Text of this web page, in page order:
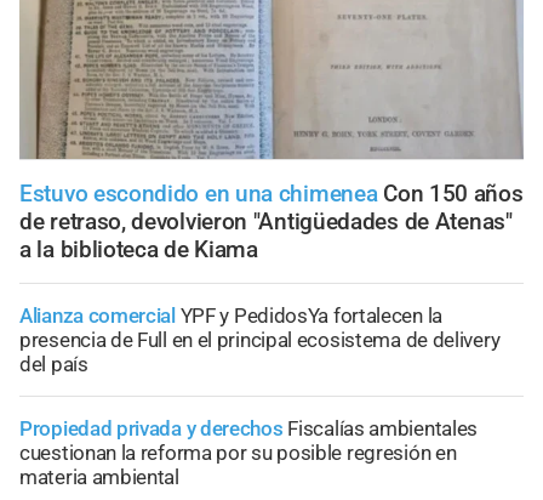
Estuvo escondido en una chimenea Con 150 años
de retraso, devolvieron "Antigüedades de Atenas"
a la biblioteca de Kiama
Alianza comercial YPF y PedidosYa fortalecen la
presencia de Full en el principal ecosistema de delivery
del país
Propiedad privada y derechos Fiscalías ambientales
cuestionan la reforma por su posible regresión en
materia ambiental